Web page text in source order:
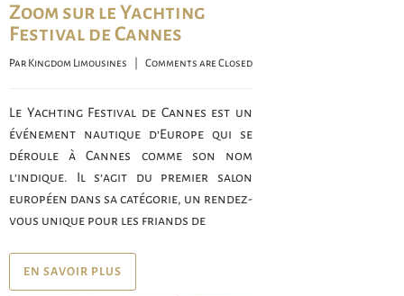
Zoom sur le Yachting
Festival de Cannes
Par Kingdom Limousines Comments are Closed
Le Yachting Festival de Cannes est un
événement nautique d’Europe qui se
déroule à Cannes comme son nom
l’indique. Il s’agit du premier salon
européen dans sa catégorie, un rendez-
vous unique pour les friands de
EN SAVOIR PLUS